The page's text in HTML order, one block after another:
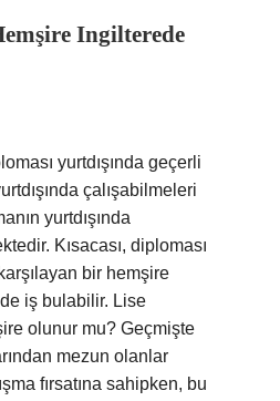
Ingilterede
yurtdışında geçerli
çalışabilmeleri
yurtdışında
Kısacası, diploması
bir hemşire
iş bulabilir. Lise
olunur mu? Geçmişte
mezun olanlar
fırsatına sahipken, bu